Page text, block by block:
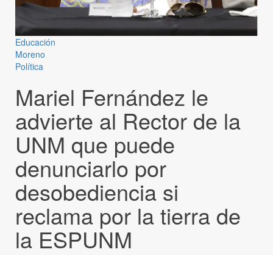
Educación
Moreno
Política
Mariel Fernández le
advierte al Rector de la
UNM que puede
denunciarlo por
desobediencia si
reclama por la tierra de
la ESPUNM